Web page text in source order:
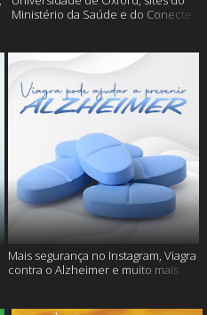
Ministério da Saúde e do Conecte
Mais segurança no Instagram, Viagra
contra o Alzheimer e muito mais